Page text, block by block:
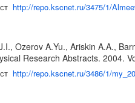
http://repo.kscnet.ru/3475/1/
Ozerov A.Yu., Ariskin A.A.,
Research Abstracts. 2004.
http://repo.kscnet.ru/3486/1/